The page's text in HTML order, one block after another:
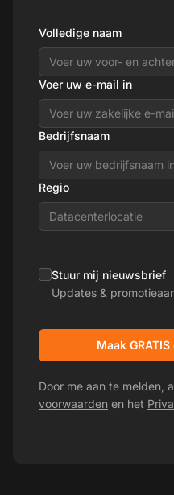
Volledige naam
Voer uw e-mail in
Bedrijfsnaam
Regio
Datacenterlocatie
Stuur mij nieuwsbrief
Updates &
Maak
Door me aan te melden,
voorwaarden en het